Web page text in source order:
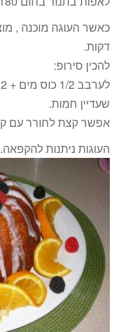
דקות.
להכין סירופ:
שעדיין חמות.
אפשר קצת לחורר עם
העוגות ניתנות להקפאה.